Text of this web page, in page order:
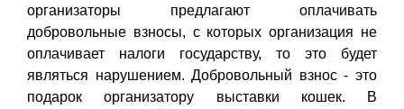
организаторы предлагают оплачивать
добровольные взносы, с которых организация не
оплачивает налоги государству, то это будет
являться нарушением. Добровольный взнос - это
подарок организатору выставки кошек. В